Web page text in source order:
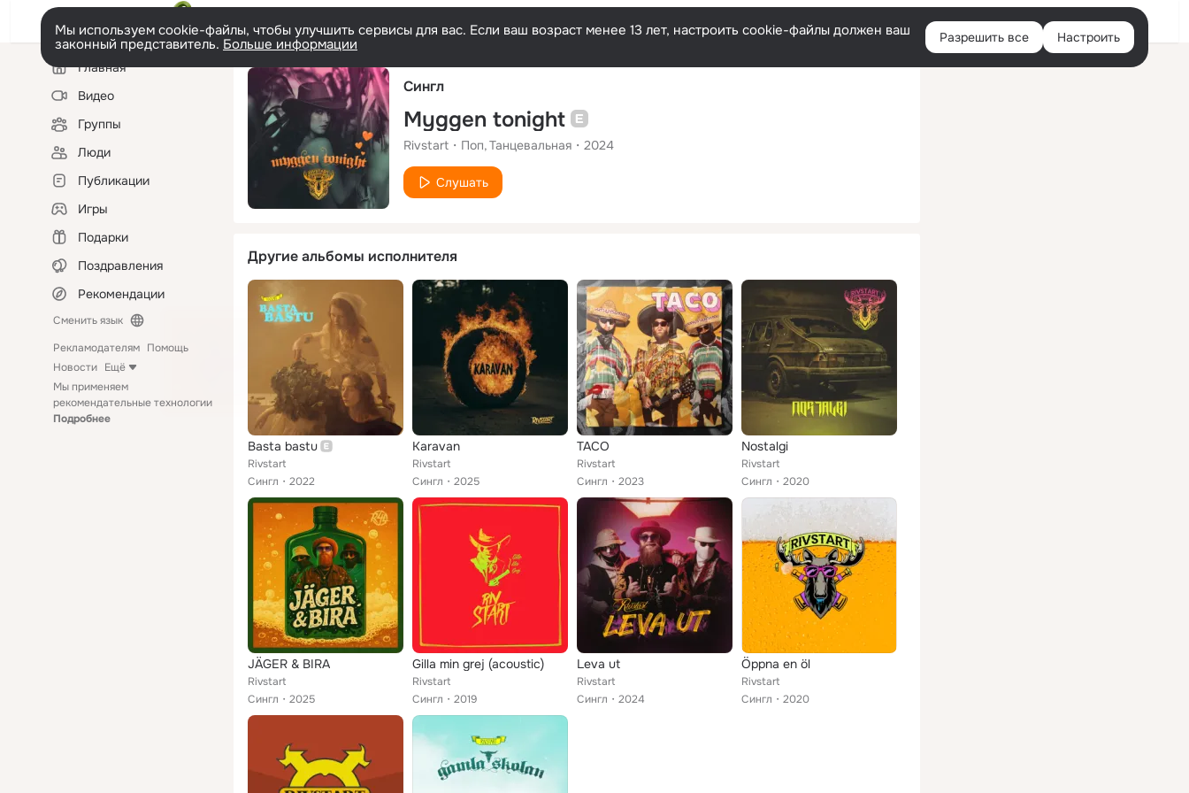
Русский Войти
Мы используем cookie-файлы, чтобы улучшить сервисы для вас. Если ваш возраст менее 13 лет, настроить cookie-файлы должен ваш
законный представитель. Больше информации Разрешить все Настроить
Левая
колонкаГлавная
Видео
Группы
Люди
Публикации
Игры
Подарки
Поздравления
Рекомендации
Сменить язык
Рекламодателям Помощь
Новости Ещё
Мы применяем
рекомендательные технологии
Подробнее
Сингл
Myggen tonight
Rivstart Поп Танцевальная 2024
Слушать
Другие альбомы исполнителя
Basta bastu
Rivstart
Сингл
2022
Karavan
Rivstart
Сингл
2025
TACO
Rivstart
Сингл
2023
Nostalgi
Rivstart
Сингл
2020
JÄGER & BIRA
Rivstart
Сингл
2025
Gilla min grej (acoustic)
Rivstart
Сингл
2019
Leva ut
Rivstart
Сингл
2024
Öppna en öl
Rivstart
Сингл
2020